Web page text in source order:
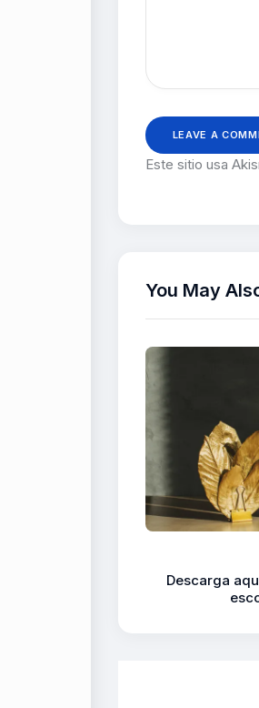
Este sitio usa
You May
Descarga